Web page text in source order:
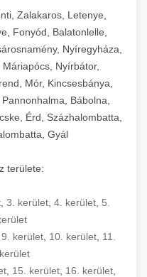
Zalakaros, Letenye,
Fonyód, Balatonlelle,
Nyíregyháza,
Nyírbátor,
Mór, Kincsesbánya,
Bábolna,
Érd, Százhalombatta,
Gyál
területe:
3. kerület 4. kerület 5.
9. kerület, 10. kerület, 11.
15. kerület 16. kerület